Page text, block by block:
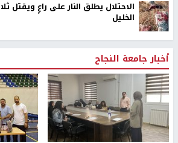
الاحتلال يطلق النار على راعٍ ويقتل
الخليل
أخبار جامعة النجاح